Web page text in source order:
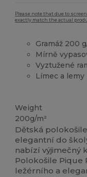
Please note that due to
exactly match the actual
Gramáž 200
Mírně
Vyztužené
Límec a lemy
Weight
200g/m²
Dětská
elegantní do
nabízí výjimečný
Polokošile Pique
ležérního a